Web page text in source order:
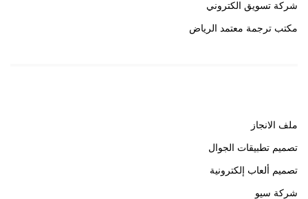
شركة تسويق الكتروني
مكتب ترجمة معتمد الرياض
ملف الانجاز
تصميم تطبيقات الجوال
تصميم ألعاب إلكترونية
شركة سيو